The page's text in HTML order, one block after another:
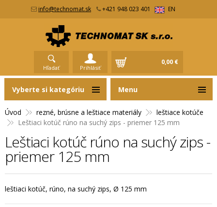
info@technomat.sk +421 948 023 401 EN
Hľadať Prihlásiť
0,00 €
Úvod rezné, brúsne a leštiace materiály
leštiace kotúče
Leštiaci kotúč rúno na suchý zips - priemer 125 mm
Leštiaci kotúč rúno na suchý zips -
priemer 125 mm
leštiaci kotúč, rúno, na suchý zips, Ø 125 mm
Vyberte si kategóriu Menu